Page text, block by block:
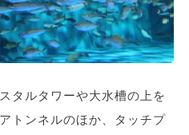
タルタワーや大水槽の上を
トンネルのほか、タッチプ